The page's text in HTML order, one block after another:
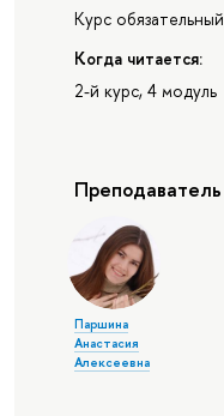
Курс обязательный
Когда читается:
2-й курс, 4 модуль
Преподаватель
Паршина
Анастасия
Алексеевна